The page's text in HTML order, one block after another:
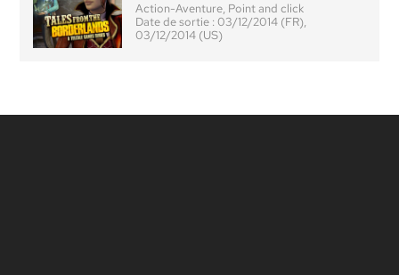
Action-Aventure, Point and click
Date de sortie :03/12/2014 (FR),
03/12/2014 (US)